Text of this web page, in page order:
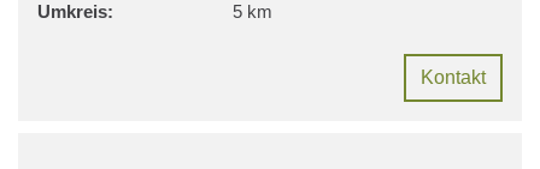
Umkreis:
5 km
Kontakt